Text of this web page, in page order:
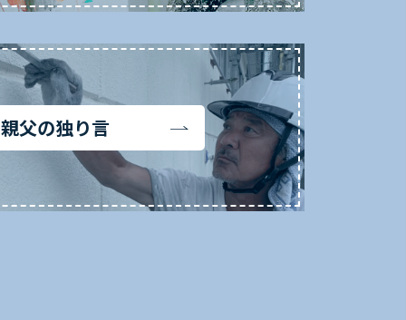
親父の独り言